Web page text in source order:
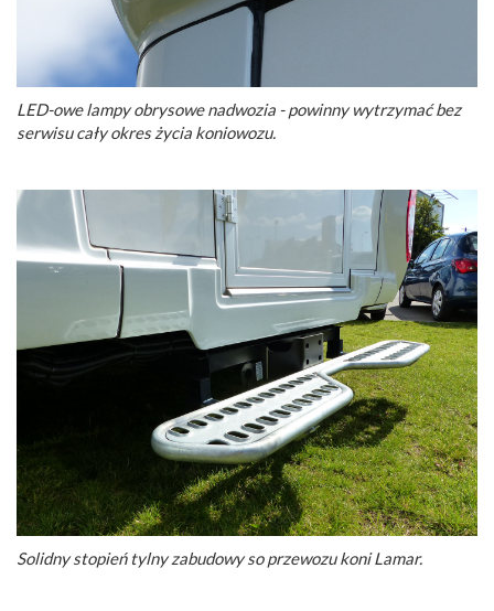
LED-owe lampy obrysowe nadwozia - powinny wytrzymać bez
serwisu cały okres życia koniowozu.
Solidny stopień tylny zabudowy so przewozu koni Lamar.